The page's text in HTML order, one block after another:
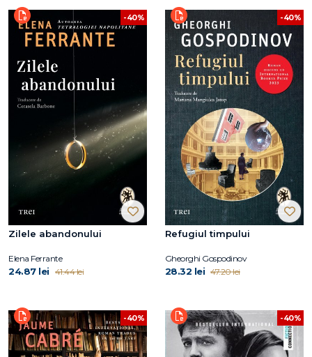
-40%
Zilele abandonului
Elena Ferrante
24.87 lei 41.44 lei
-40%
Refugiul timpului
Gheorghi Gospodinov
28.32 lei 47.20 lei
-40% -40%